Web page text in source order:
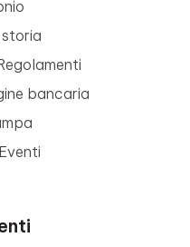
bancaria